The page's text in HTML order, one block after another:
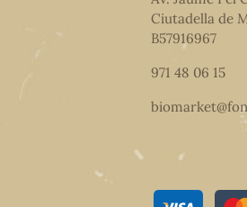
Ciutadella de
B57916967
971 48 06 15